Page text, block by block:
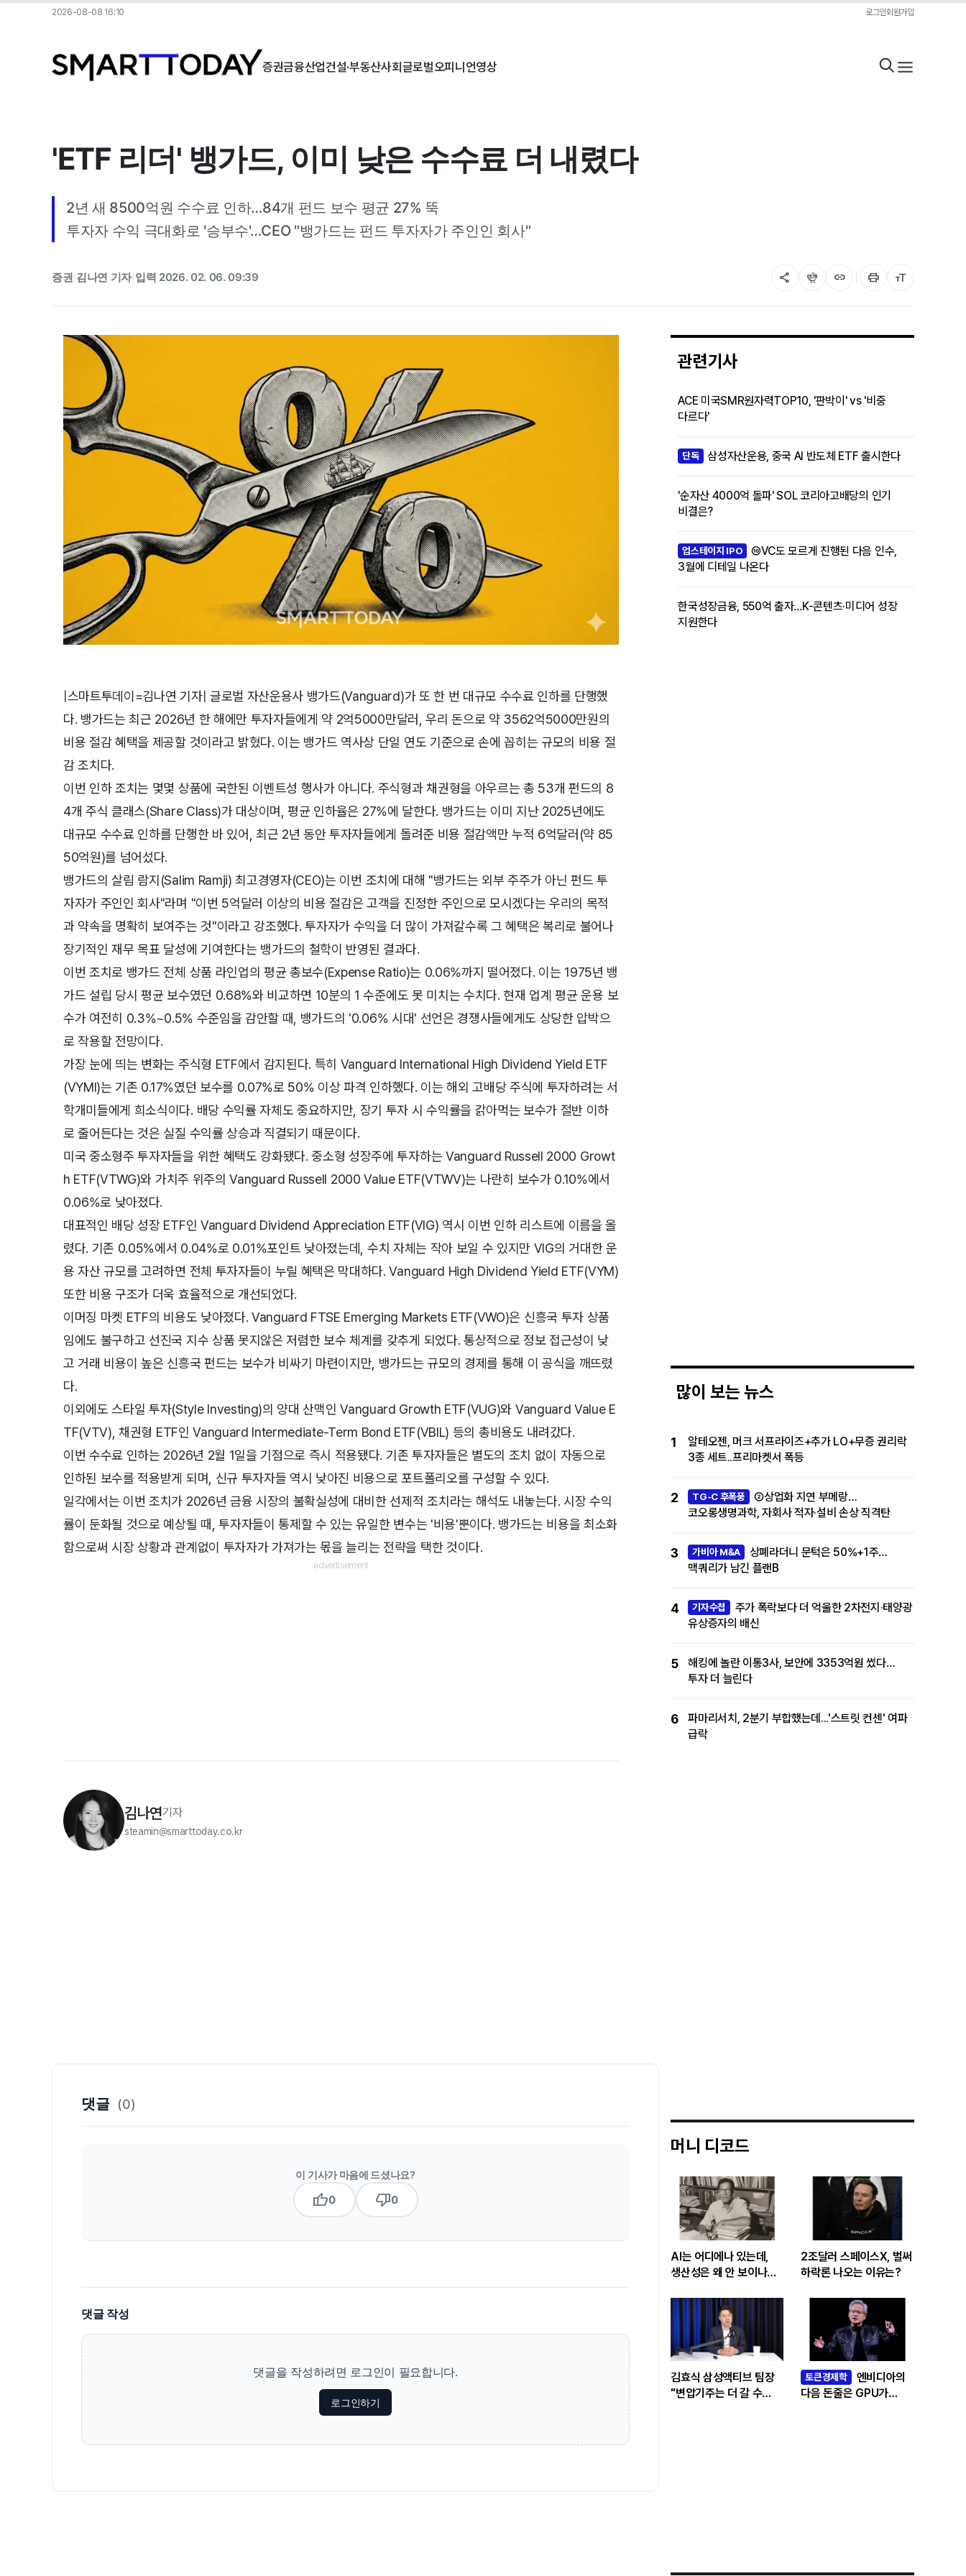
2026-08-08 16:10 로그인회원가입
증권금융산업건설·부동산사회글로벌오피니언영상
'ETF 리더' 뱅가드, 이미 낮은 수수료 더 내렸다
2년 새 8500억원 수수료 인하…84개 펀드 보수 평균 27% 뚝
투자자 수익 극대화로 '승부수'…CEO "뱅가드는 펀드 투자자가 주인인 회사"
증권 김나연 기자| 입력 2026. 02. 06. 09:39 share flutter_dash link print format_size
|스마트투데이=김나연 기자| 글로벌 자산운용사 뱅가드(Vanguard)가 또 한 번 대규모 수수료 인하를 단행했
다. 뱅가드는 최근 2026년 한 해에만 투자자들에게 약 2억5000만달러, 우리 돈으로 약 3562억5000만원의
비용 절감 혜택을 제공할 것이라고 밝혔다. 이는 뱅가드 역사상 단일 연도 기준으로 손에 꼽히는 규모의 비용 절
감 조치다.
이번 인하 조치는 몇몇 상품에 국한된 이벤트성 행사가 아니다. 주식형과 채권형을 아우르는 총 53개 펀드의 8
4개 주식 클래스(Share Class)가 대상이며, 평균 인하율은 27%에 달한다. 뱅가드는 이미 지난 2025년에도
대규모 수수료 인하를 단행한 바 있어, 최근 2년 동안 투자자들에게 돌려준 비용 절감액만 누적 6억달러(약 85
50억원)를 넘어섰다.
뱅가드의 살림 람지(Salim Ramji) 최고경영자(CEO)는 이번 조치에 대해 "뱅가드는 외부 주주가 아닌 펀드 투
자자가 주인인 회사"라며 "이번 5억달러 이상의 비용 절감은 고객을 진정한 주인으로 모시겠다는 우리의 목적
과 약속을 명확히 보여주는 것"이라고 강조했다. 투자자가 수익을 더 많이 가져갈수록 그 혜택은 복리로 불어나
장기적인 재무 목표 달성에 기여한다는 뱅가드의 철학이 반영된 결과다.
이번 조치로 뱅가드 전체 상품 라인업의 평균 총보수(Expense Ratio)는 0.06%까지 떨어졌다. 이는 1975년 뱅
가드 설립 당시 평균 보수였던 0.68%와 비교하면 10분의 1 수준에도 못 미치는 수치다. 현재 업계 평균 운용 보
수가 여전히 0.3%~0.5% 수준임을 감안할 때, 뱅가드의 '0.06% 시대' 선언은 경쟁사들에게도 상당한 압박으
로 작용할 전망이다.
가장 눈에 띄는 변화는 주식형 ETF에서 감지된다. 특히 Vanguard International High Dividend Yield ETF
(VYMI)는 기존 0.17%였던 보수를 0.07%로 50% 이상 파격 인하했다. 이는 해외 고배당 주식에 투자하려는 서
학개미들에게 희소식이다. 배당 수익률 자체도 중요하지만, 장기 투자 시 수익률을 갉아먹는 보수가 절반 이하
로 줄어든다는 것은 실질 수익률 상승과 직결되기 때문이다.
미국 중소형주 투자자들을 위한 혜택도 강화됐다. 중소형 성장주에 투자하는 Vanguard Russell 2000 Growt
h ETF(VTWG)와 가치주 위주의 Vanguard Russell 2000 Value ETF(VTWV)는 나란히 보수가 0.10%에서
0.06%로 낮아졌다.
대표적인 배당 성장 ETF인 Vanguard Dividend Appreciation ETF(VIG) 역시 이번 인하 리스트에 이름을 올
렸다. 기존 0.05%에서 0.04%로 0.01%포인트 낮아졌는데, 수치 자체는 작아 보일 수 있지만 VIG의 거대한 운
용 자산 규모를 고려하면 전체 투자자들이 누릴 혜택은 막대하다. Vanguard High Dividend Yield ETF(VYM)
또한 비용 구조가 더욱 효율적으로 개선되었다.
이머징 마켓 ETF의 비용도 낮아졌다. Vanguard FTSE Emerging Markets ETF(VWO)은 신흥국 투자 상품
임에도 불구하고 선진국 지수 상품 못지않은 저렴한 보수 체계를 갖추게 되었다. 통상적으로 정보 접근성이 낮
고 거래 비용이 높은 신흥국 펀드는 보수가 비싸기 마련이지만, 뱅가드는 규모의 경제를 통해 이 공식을 깨뜨렸
다.
이외에도 스타일 투자(Style Investing)의 양대 산맥인 Vanguard Growth ETF(VUG)와 Vanguard Value E
TF(VTV), 채권형 ETF인 Vanguard Intermediate-Term Bond ETF(VBIL) 등의 총비용도 내려갔다.
이번 수수료 인하는 2026년 2월 1일을 기점으로 즉시 적용됐다. 기존 투자자들은 별도의 조치 없이 자동으로
인하된 보수를 적용받게 되며, 신규 투자자들 역시 낮아진 비용으로 포트폴리오를 구성할 수 있다.
일각에서는 이번 조치가 2026년 금융 시장의 불확실성에 대비한 선제적 조치라는 해석도 내놓는다. 시장 수익
률이 둔화될 것으로 예상될 때, 투자자들이 통제할 수 있는 유일한 변수는 '비용'뿐이다. 뱅가드는 비용을 최소화
함으로써 시장 상황과 관계없이 투자자가 가져가는 몫을 늘리는 전략을 택한 것이다.
김나연기자
steamin@smarttoday.co.kr
관련기사
ACE 미국SMR원자력TOP10, '판박이' vs '비중
다르다'
단독 삼성자산운용, 중국 AI 반도체 ETF 출시한다
'순자산 4000억 돌파' SOL 코리아고배당의 인기
비결은?
업스테이지 IPO
⑩VC도 모르게 진행된 다음 인수,
3월에 디테일 나온다
한국성장금융, 550억 출자…K-콘텐츠·미디어 성장
지원한다
많이 보는 뉴스
1
알테오젠, 머크 서프라이즈+추가 LO+무증 권리락
3종 세트..프리마켓서 폭등
2 TG-C 후폭풍
②상업화 지연 부메랑…
코오롱생명과학, 자회사 적자·설비 손상 직격탄
3 가비아 M&A
상폐라더니 문턱은 50%+1주…
맥쿼리가 남긴 플랜B
4 기자수첩
주가 폭락보다 더 억울한 2차전지·태양광
유상증자의 배신
5
해킹에 놀란 이통3사, 보안에 3353억원 썼다…
투자 더 늘린다
6
파마리서치, 2분기 부합했는데...'스트릿 컨센' 여파
급락
머니 디코드
AI는 어디에나 있는데,
생산성은 왜 안 보이나…
‘솔로우 패러독스’
2조달러 스페이스X, 벌써
하락론 나오는 이유는?
김효식 삼성액티브 팀장
"변압기주는 더 갈 수
토큰경제학
엔비디아의
다음 돈줄은 GPU가
댓글 (0)
이 기사가 마음에 드셨나요?
thumb_up0 thumb_down0
댓글 작성
댓글을 작성하려면 로그인이 필요합니다.
로그인하기